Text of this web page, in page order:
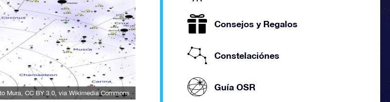
Mura CC BY 3.0 , via Wikimedia Commons
Consejos y Regalos
Constelaciónes
Guía OSR